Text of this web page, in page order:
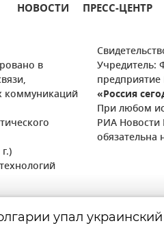
НОВОСТИ ПРЕСС-ЦЕНТР
в
коммуникаций
Учредитель:
«Россия
При любом
РИА Новости
обязательна
упал